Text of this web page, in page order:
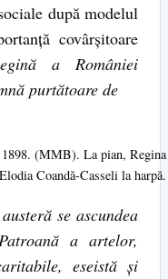
după modelul
covârşitoare
a României
purtătoare de
(MMB). La pian,
Coandă-Casseli la
se ascundea
a artelor,
eseistă şi